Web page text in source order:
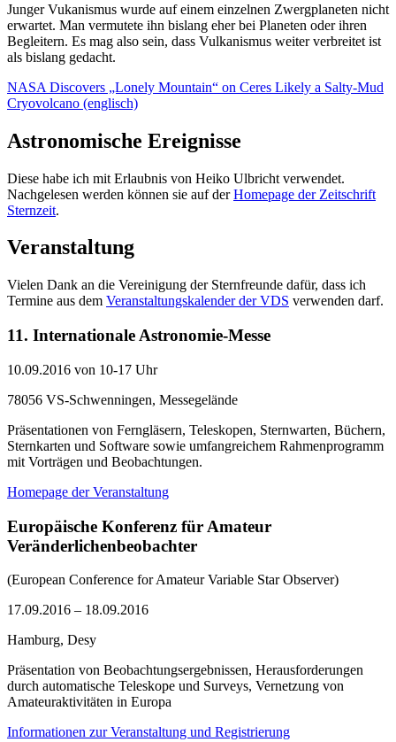
Junger Vukanismus wurde auf einem einzelnen Zwergplaneten nicht
erwartet. Man vermutete ihn bislang eher bei Planeten oder ihren
Begleitern. Es mag also sein, dass Vulkanismus weiter verbreitet ist
als bislang gedacht.
NASA Discovers „Lonely Mountain“ on Ceres Likely a Salty-Mud
Cryovolcano (englisch)
Astronomische Ereignisse
Diese habe ich mit Erlaubnis von Heiko Ulbricht verwendet.
Nachgelesen werden können sie auf derHomepage der Zeitschrift
Sternzeit.
Veranstaltung
Vielen Dank an die Vereinigung der Sternfreunde dafür, dass ich
Termine aus dem Veranstaltungskalender der VDS verwenden darf.
11. Internationale Astronomie-Messe
10.09.2016 von 10-17 Uhr
78056 VS-Schwenningen, Messegelände
Präsentationen von Ferngläsern, Teleskopen, Sternwarten, Büchern,
Sternkarten und Software sowie umfangreichem Rahmenprogramm
mit Vorträgen und Beobachtungen.
Homepage der Veranstaltung
Europäische Konferenz für Amateur
Veränderlichenbeobachter
(European Conference for Amateur Variable Star Observer)
17.09.2016 – 18.09.2016
Hamburg, Desy
Präsentation von Beobachtungsergebnissen, Herausforderungen
durch automatische Teleskope und Surveys, Vernetzung von
Amateuraktivitäten in Europa
Informationen zur Veranstaltung und Registrierung